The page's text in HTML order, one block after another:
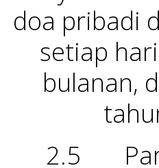
doa pribadi
setiap
bulanan,
2.5